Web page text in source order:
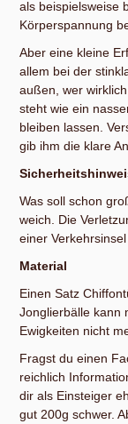
als beispielsweise
Körperspannung
Aber eine kleine
allem bei der
außen, wer
steht wie ein
bleiben lassen.
gib ihm die klare
Was soll schon
weich. Die
einer
Material
Einen Satz
Jonglierbälle kann
Ewigkeiten nicht
Fragst du einen
reichlich
dir als Einsteiger
gut 200g schwer.